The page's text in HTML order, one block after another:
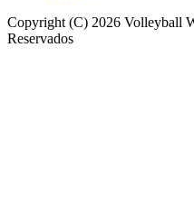
Copyright (C) 2026 Volleyball
Reservados